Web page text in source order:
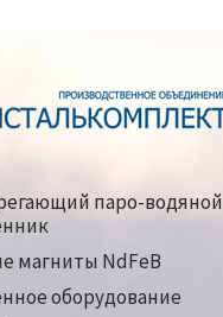
паро-водяной
магниты NdFeB
оборудование